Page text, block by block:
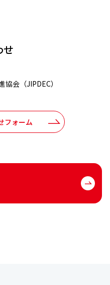
せ
会（JIPDEC）
フォーム